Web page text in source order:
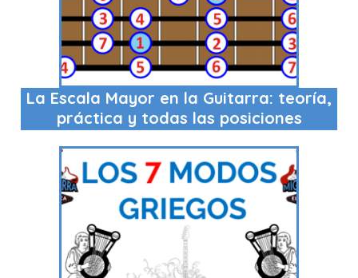
La Escala Mayor en la Guitarra: teoría,
práctica y todas las posiciones